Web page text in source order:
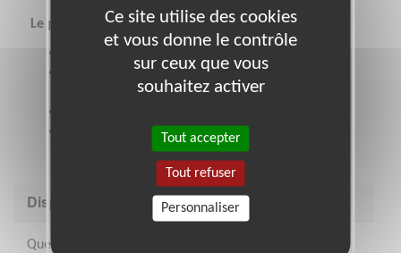
Le profil idéal :
Connaissances des environnements en ligne
(Discord, jeux vidéo…)
Dotée d’un bon sens du relationnel, de pédagogie
et d’adaptabilité
Disponibilité demandée
Quelques heures par semaine
Ce site utilise des cookies
et vous donne le contrôle
sur ceux que vous
souhaitez activer
Tout accepter
Tout refuser
Personnaliser